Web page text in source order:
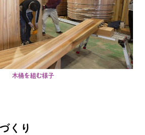
木桶を組む様子
くり